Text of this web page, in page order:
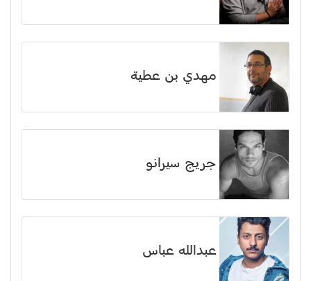
مهدي بن عطية
جريج سيرانو
عبدالله عباس